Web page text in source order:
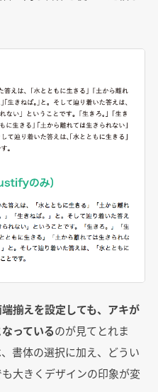
揃えを設定しても、アキが
っているのが見てとれま
書体の選択に加え、どうい
大きくデザインの印象が変